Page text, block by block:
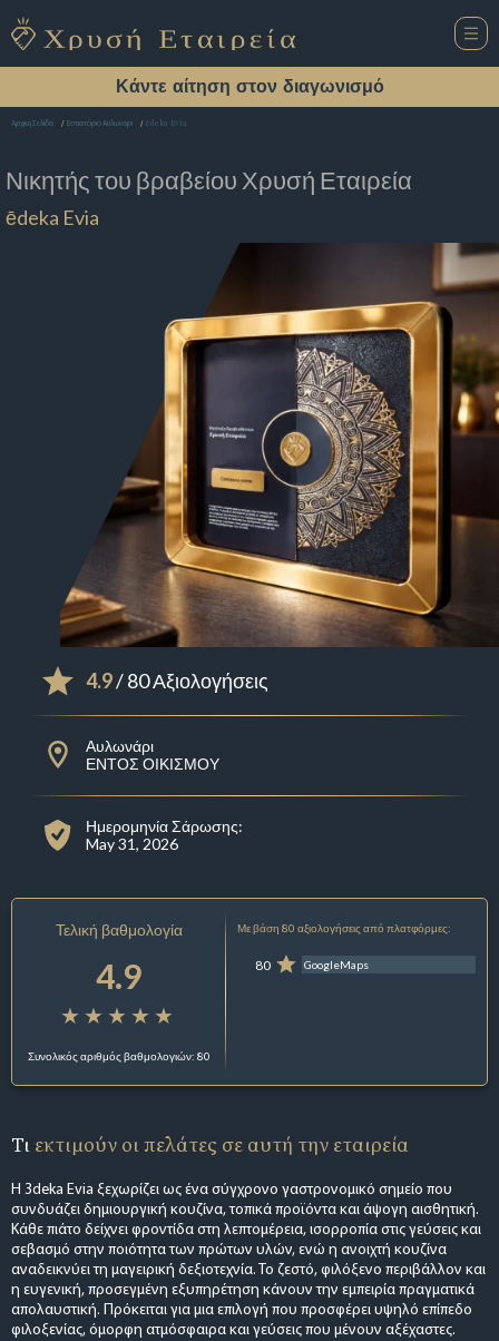
Κάντε αίτηση στον διαγωνισμό
Αρχική Σελίδα Εστιατόριο Αυλωναρι ēdeka Evia
Νικητής του βραβείου Χρυσή Εταιρεία
ēdeka Evia
4.9/ 80 Αξιολογήσεις
Αυλωνάρι
ΕΝΤΟΣ ΟΙΚΙΣΜΟΥ
Ημερομηνία Σάρωσης:
May 31, 2026
Τελική βαθμολογία
4.9
Συνολικός αριθμός βαθμολογιών: 80
Με βάση 80 αξιολογήσεις από πλατφόρμες:
80 GoogleMaps
Τι εκτιμούν οι πελάτες σε αυτή την εταιρεία
Η 3deka Evia ξεχωρίζει ως ένα σύγχρονο γαστρονομικό σημείο που
συνδυάζει δημιουργική κουζίνα, τοπικά προϊόντα και άψογη αισθητική.
Κάθε πιάτο δείχνει φροντίδα στη λεπτομέρεια, ισορροπία στις γεύσεις και
σεβασμό στην ποιότητα των πρώτων υλών, ενώ η ανοιχτή κουζίνα
αναδεικνύει τη μαγειρική δεξιοτεχνία. Το ζεστό, φιλόξενο περιβάλλον και
η ευγενική, προσεγμένη εξυπηρέτηση κάνουν την εμπειρία πραγματικά
απολαυστική. Πρόκειται για μια επιλογή που προσφέρει υψηλό επίπεδο
φιλοξενίας, όμορφη ατμόσφαιρα και γεύσεις που μένουν αξέχαστες.